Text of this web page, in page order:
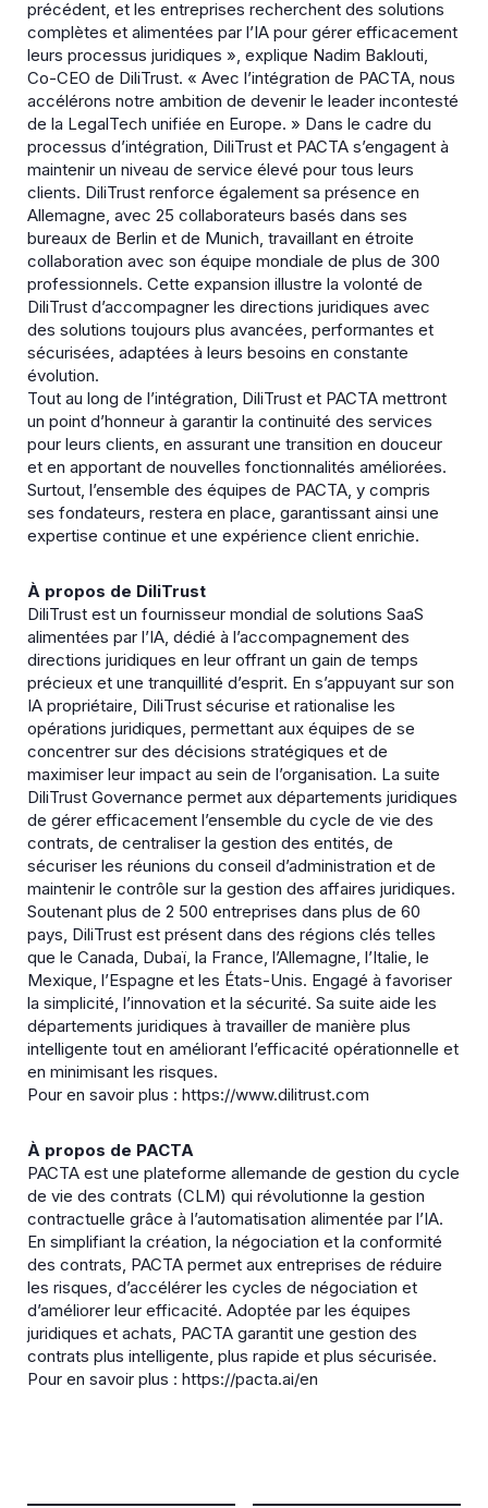
précédent, et les entreprises recherchent des solutions
complètes et alimentées par l’IA pour gérer efficacement
leurs processus juridiques », explique Nadim Baklouti,
Co-CEO de DiliTrust. « Avec l’intégration de PACTA, nous
accélérons notre ambition de devenir le leader incontesté
de la LegalTech unifiée en Europe. » Dans le cadre du
processus d’intégration, DiliTrust et PACTA s’engagent à
maintenir un niveau de service élevé pour tous leurs
clients. DiliTrust renforce également sa présence en
Allemagne, avec 25 collaborateurs basés dans ses
bureaux de Berlin et de Munich, travaillant en étroite
collaboration avec son équipe mondiale de plus de 300
professionnels. Cette expansion illustre la volonté de
DiliTrust d’accompagner les directions juridiques avec
des solutions toujours plus avancées, performantes et
sécurisées, adaptées à leurs besoins en constante
évolution.
Tout au long de l’intégration, DiliTrust et PACTA mettront
un point d’honneur à garantir la continuité des services
pour leurs clients, en assurant une transition en douceur
et en apportant de nouvelles fonctionnalités améliorées.
Surtout, l’ensemble des équipes de PACTA, y compris
ses fondateurs, restera en place, garantissant ainsi une
expertise continue et une expérience client enrichie.
À propos de DiliTrust
DiliTrust est un fournisseur mondial de solutions SaaS
alimentées par l’IA, dédié à l’accompagnement des
directions juridiques en leur offrant un gain de temps
précieux et une tranquillité d’esprit. En s’appuyant sur son
IA propriétaire, DiliTrust sécurise et rationalise les
opérations juridiques, permettant aux équipes de se
concentrer sur des décisions stratégiques et de
maximiser leur impact au sein de l’organisation. La suite
DiliTrust Governance permet aux départements juridiques
de gérer efficacement l’ensemble du cycle de vie des
contrats, de centraliser la gestion des entités, de
sécuriser les réunions du conseil d’administration et de
maintenir le contrôle sur la gestion des affaires juridiques.
Soutenant plus de 2 500 entreprises dans plus de 60
pays, DiliTrust est présent dans des régions clés telles
que le Canada, Dubaï, la France, l’Allemagne, l’Italie, le
Mexique, l’Espagne et les États-Unis. Engagé à favoriser
la simplicité, l’innovation et la sécurité. Sa suite aide les
départements juridiques à travailler de manière plus
intelligente tout en améliorant l’efficacité opérationnelle et
en minimisant les risques.
Pour en savoir plus : https://www.dilitrust.com
À propos de PACTA
PACTA est une plateforme allemande de gestion du cycle
de vie des contrats (CLM) qui révolutionne la gestion
contractuelle grâce à l’automatisation alimentée par l’IA.
En simplifiant la création, la négociation et la conformité
des contrats, PACTA permet aux entreprises de réduire
les risques, d’accélérer les cycles de négociation et
d’améliorer leur efficacité. Adoptée par les équipes
juridiques et achats, PACTA garantit une gestion des
contrats plus intelligente, plus rapide et plus sécurisée.
Pour en savoir plus : https://pacta.ai/en